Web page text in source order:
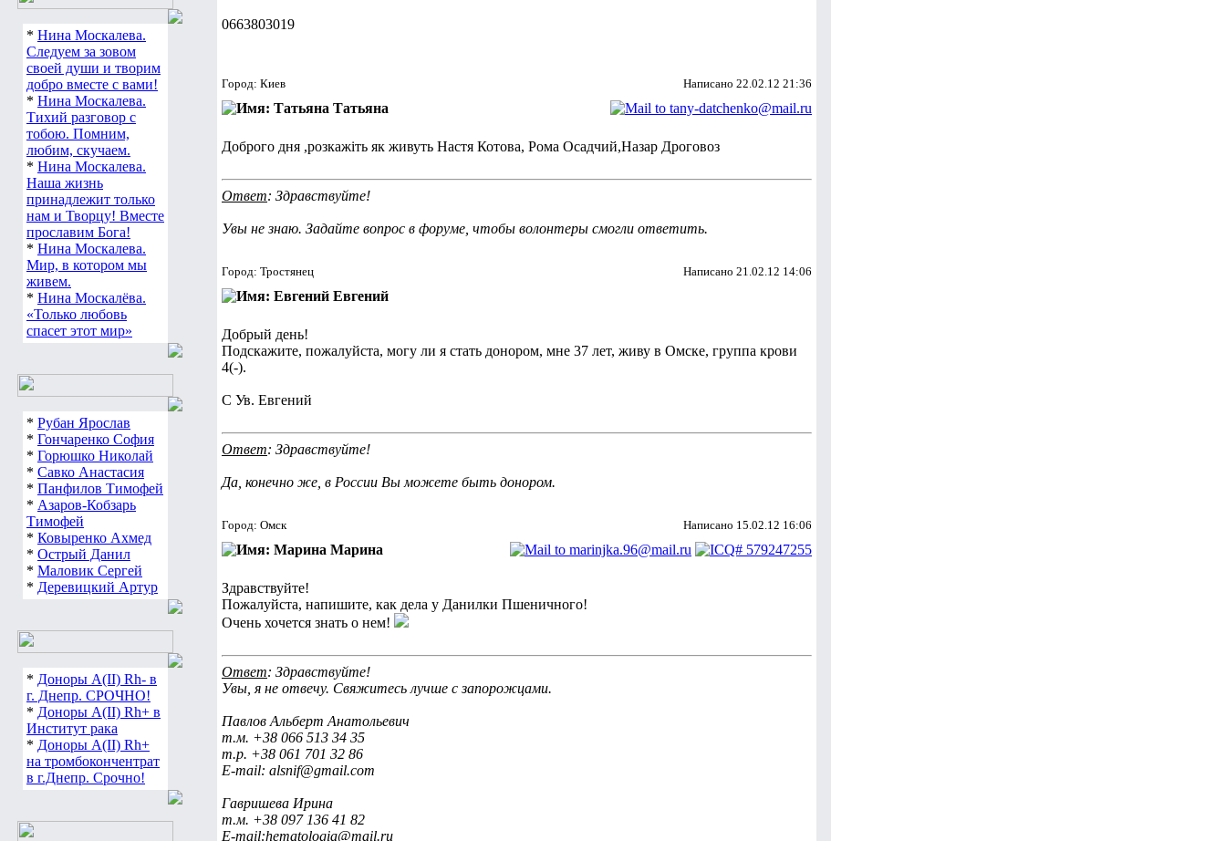
* Нина Москалева.
Следуем за зовом
своей души и творим
добро вместе с вами!
* Нина Москалева.
Тихий разговор с
тобою. Помним,
любим, скучаем.
* Нина Москалева.
Наша жизнь
принадлежит только
нам и Творцу! Вместе
прославим Бога!
* Нина Москалева.
Мир, в котором мы
живем.
* Нина Москалёва.
«Только любовь
спасет этот мир»
* Рубан Ярослав
* Гончаренко София
* Горюшко Николай
* Савко Анастасия
* Панфилов Тимофей
* Азаров-Кобзарь
Тимофей
* Ковыренко Ахмед
* Острый Данил
* Маловик Сергей
* Деревицкий Артур
* Доноры А(ІІ) Rh- в
г. Днепр. СРОЧНО!
* Доноры А(ІІ) Rh+ в
Институт рака
* Доноры А(ІІ) Rh+
на тромбокончентрат
в г.Днепр. Срочно!
0663803019
Город: Киев Написано 22.02.12 21:36
Татьяна
Доброго дня ,розкажіть як живуть Настя Котова, Рома Осадчий,Назар Дроговоз
Ответ: Здравствуйте!
Увы не знаю. Задайте вопрос в форуме, чтобы волонтеры смогли ответить.
Город: Тростянец Написано 21.02.12 14:06
Евгений
Добрый день!
Подскажите, пожалуйста, могу ли я стать донором, мне 37 лет, живу в Омске, группа крови
4(-).
С Ув. Евгений
Ответ: Здравствуйте!
Да, конечно же, в России Вы можете быть донором.
Город: Омск Написано 15.02.12 16:06
Марина
Здравствуйте!
Пожалуйста, напишите, как дела у Данилки Пшеничного!
Очень хочется знать о нем!
Ответ: Здравствуйте!
Увы, я не отвечу. Свяжитесь лучше с запорожцами.
Павлов Альберт Анатольевич
т.м. +38 066 513 34 35
т.р. +38 061 701 32 86
E-mail: alsnif@gmail.com
Гавришева Ирина
т.м. +38 097 136 41 82
E-mail:hematologia@mail.ru